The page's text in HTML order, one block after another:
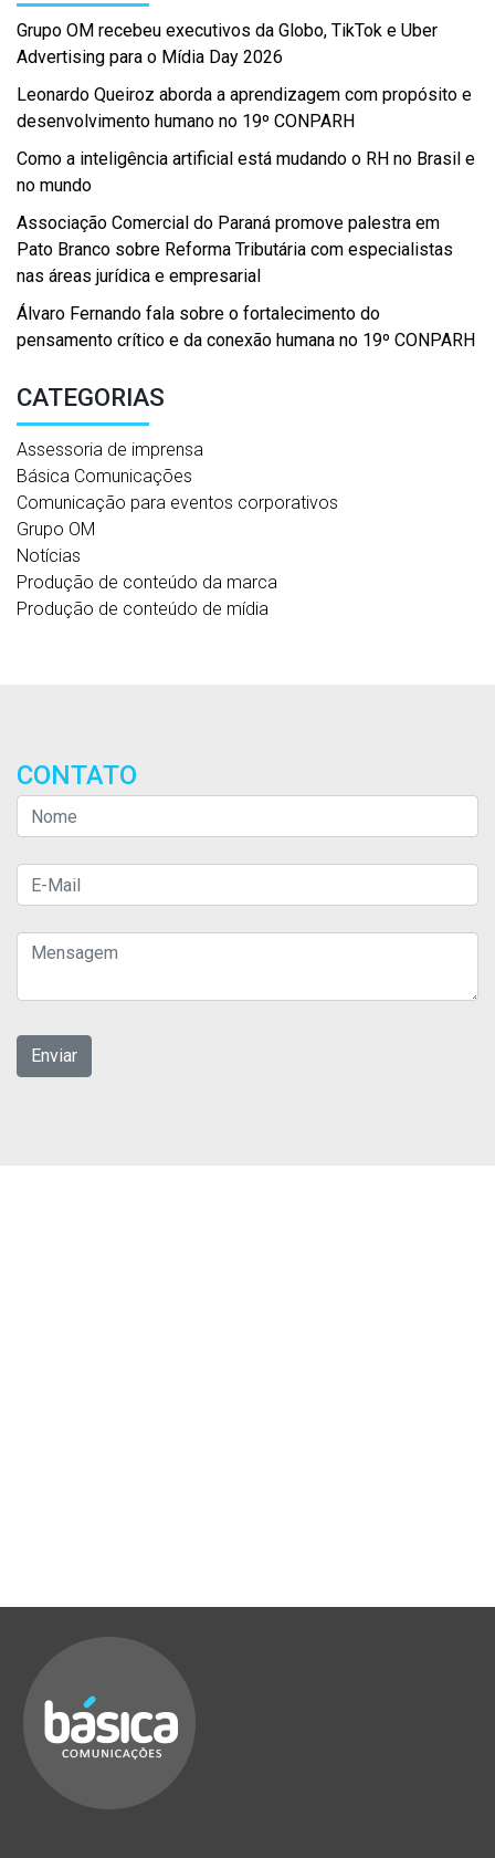
Grupo OM recebeu executivos da Globo, TikTok e Uber
Advertising para o Mídia Day 2026
Leonardo Queiroz aborda a aprendizagem com propósito e
desenvolvimento humano no 19º CONPARH
Como a inteligência artificial está mudando o RH no Brasil e
no mundo
Associação Comercial do Paraná promove palestra em
Pato Branco sobre Reforma Tributária com especialistas
nas áreas jurídica e empresarial
Álvaro Fernando fala sobre o fortalecimento do
pensamento crítico e da conexão humana no 19º CONPARH
CATEGORIAS
Assessoria de imprensa
Básica Comunicações
Comunicação para eventos corporativos
Grupo OM
Notícias
Produção de conteúdo da marca
Produção de conteúdo de mídia
CONTATO